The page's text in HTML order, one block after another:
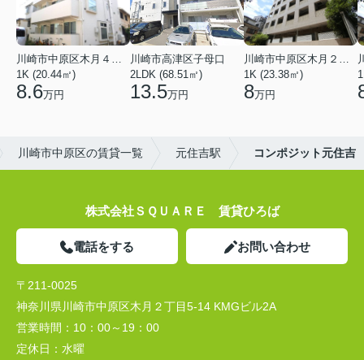
川崎市中原区木月４丁目
1K (20.44㎡)
8.6万円
川崎市高津区子母口
2LDK (68.51㎡)
13.5万円
川崎市中原区木月２丁目
1K (23.38㎡)
8万円
川崎市中原区の賃貸一覧 元住吉駅 コンポジット元住吉
株式会社ＳＱＵＡＲＥ 賃貸ひろば
電話をする お問い合わせ
〒211-0025
神奈川県川崎市中原区木月２丁目5-14 KMGビル2A
営業時間： 10：00～19：00
定休日： 水曜